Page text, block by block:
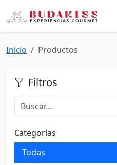
Inicio Productos
Filtros
Categorías
Todas